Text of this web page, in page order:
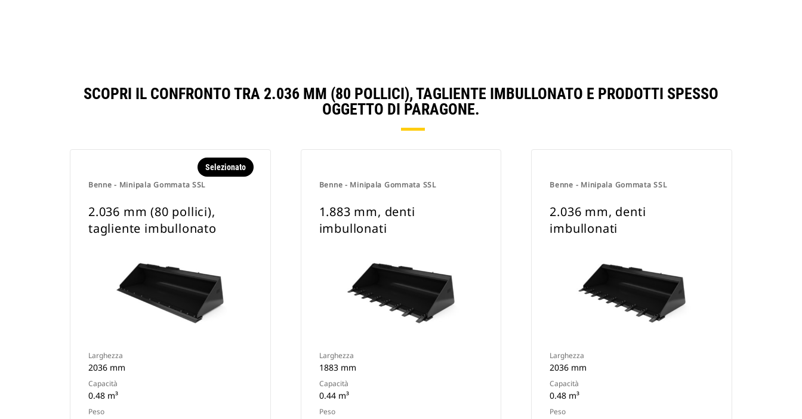
SCOPRI IL CONFRONTO TRA 2.036 MM (80 POLLICI), TAGLIENTE IMBULLONATO E PRODOTTI SPESSO
OGGETTO DI PARAGONE.
Benne - Minipala Gommata SSL
Selezionato
2.036 mm (80 pollici),
tagliente imbullonato
Larghezza
2036 mm
Capacità
0.48 m³
Peso
Benne - Minipala Gommata SSL
1.883 mm, denti
imbullonati
Larghezza
1883 mm
Capacità
0.44 m³
Peso
Benne - Minipala Gommata SSL
2.036 mm, denti
imbullonati
Larghezza
2036 mm
Capacità
0.48 m³
Peso